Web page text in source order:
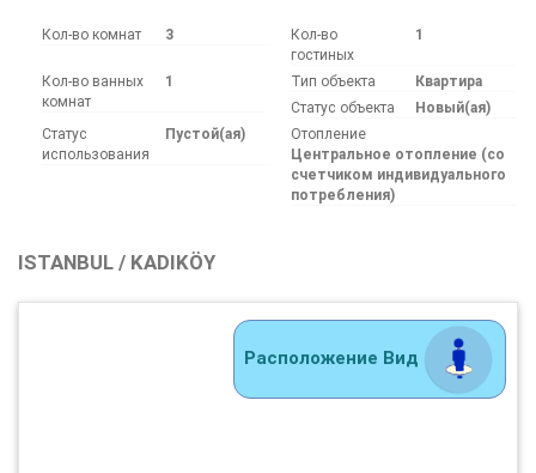
Кол-во комнат 3
Кол-во
гостиных
1
Кол-во ванных
комнат
1 Тип объекта
Квартира
Статус объекта
Новый(ая)
Статус
использования
Пустой(ая)
Отопление
Центральное отопление (со
счетчиком индивидуального
потребления)
ISTANBUL / KADIKÖY
Расположение Вид